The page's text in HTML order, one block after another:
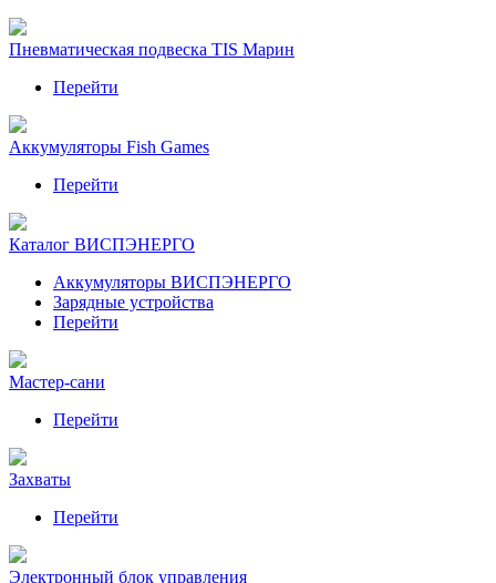
Пневматическая подвеска TIS Марин
Перейти
Аккумуляторы Fish Games
Перейти
Каталог ВИСПЭНЕРГО
Аккумуляторы ВИСПЭНЕРГО
Зарядные устройства
Перейти
Мастер-сани
Перейти
Захваты
Перейти
Электронный блок управления